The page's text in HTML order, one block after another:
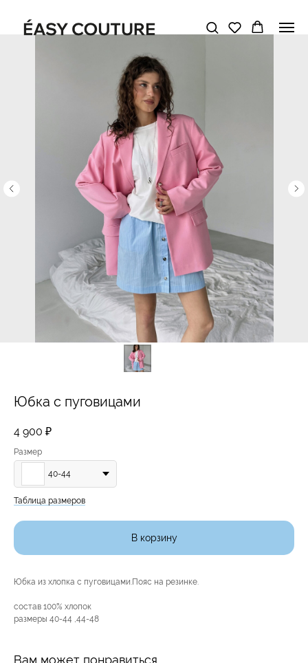
Юбка с пуговицами
4 900 ₽
Размер
40-44
Таблица размеров
В корзину
Юбка из хлопка с пуговицами.Пояс на резинке.
состав 100% хлопок
размеры 40-44 ,44-48